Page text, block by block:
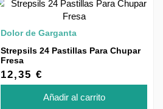
Dolor de Garganta
Strepsils 24 Pastillas Para Chupar
Fresa
12,35 €
Añadir al carrito